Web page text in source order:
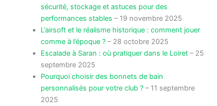
sécurité, stockage et astuces pour des
performances stables – 19 novembre 2025
L’airsoft et le réalisme historique : comment jouer
comme à l’époque ?– 28 octobre 2025
Escalade à Saran : où pratiquer dans le Loiret– 25
septembre 2025
Pourquoi choisir des bonnets de bain
personnalisés pour votre club ?– 11 septembre
2025